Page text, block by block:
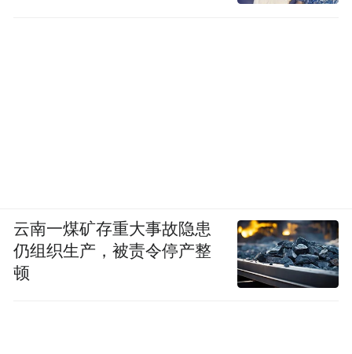
云南一煤矿存重大事故隐患
仍组织生产，被责令停产整
顿